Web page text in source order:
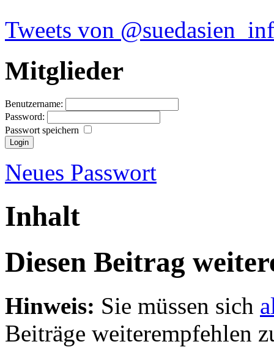
Tweets von
Mitglieder
Benutzername:
Password:
Passwort speichern
Neues Passwort
Inhalt
Diesen Beitrag
Hinweis: Sie müssen sich
Beiträge weiterempfehlen